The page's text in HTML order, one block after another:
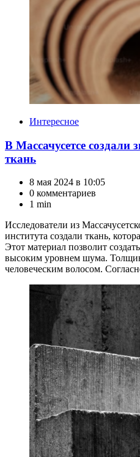
КатегорииИнтересное
В Массачусетсе
ткань
8 мая 2024 в 10:05
0 комментариев
1 min
Исследователи из
института создали ткань,
Этот материал позволит
высоким уровнем шума.
человеческим волосом.